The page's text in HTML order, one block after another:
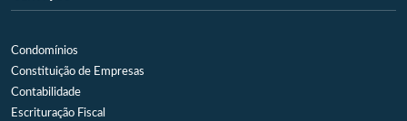
Condomínios
Constituição de Empresas
Contabilidade
Escrituração Fiscal